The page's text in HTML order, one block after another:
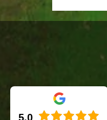
5.0